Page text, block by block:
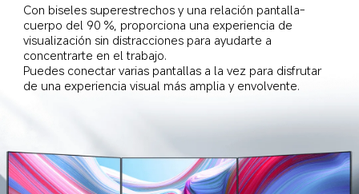
Con biseles superestrechos y una relación pantalla-
cuerpo del 90 %, proporciona una experiencia de
visualización sin distracciones para ayudarte a
concentrarte en el trabajo.
Puedes conectar varias pantallas a la vez para disfrutar
de una experiencia visual más amplia y envolvente.